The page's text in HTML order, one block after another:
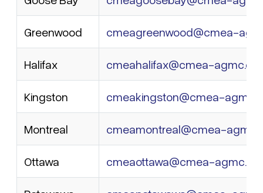
Greenwood cmeagreenwood@cmea-
Halifax cmeahalifax@cmea-agmc.ca
Kingston cmeakingston@cmea-
Montreal cmeamontreal@cmea-
Ottawa cmeaottawa@cmea-agmc.ca